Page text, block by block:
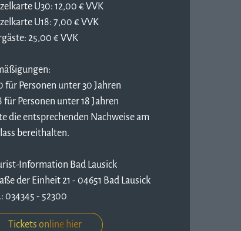
U30: 12,00 € VVK
U18: 7,00 € VVK
25,00 € VVK
für Personen unter 30 Jahren
für Personen unter 18 Jahren
die entsprechenden Nachweise am
bereithalten.
Information Bad Lausick
der Einheit 21 - 04651 Bad Lausick
034345 - 52300
Tickets online hier